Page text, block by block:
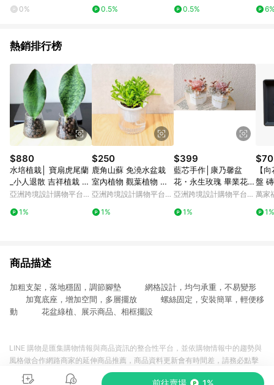
0%
0.5%
0.5%
熱銷排行榜
$880
水培植栽│ 寶扇虎尾蘭
_小人退散 吉祥植栽 室
內植物 辦公室盆栽
亞洲跨境設計購物平台
1%
$250
鹿角山蘇 免澆水盆栽
室內植物 觀葉植物 禮
物 辦公室小物
亞洲跨境設計購物平台
1%
$399
藍芯手作│康乃馨盆
花・永生玫瑰 畢業花束
生日禮物 母親節禮盒
亞洲跨境設計購物平台
1%
$70
【
盤
萬家
1%
商品描述
加粗支架，落地穩固，調節腳墊 網格設計，均勻承重，不易變形
加寬底座，增加空間，多層擺放 螺絲固定，安裝簡單，輕便移
動 花盆綠植、展示商品、相框擺設
前往賣場 1%
LINE 購物是匯集購物情報與商品資訊的整合性平台，並依購物情報中的趨勢與
風格做合作網路商家的延伸商品推薦，商品資料更新會有時間差，請務必點擊
商品至各合作網路商家，確認現售價與購物條件，一切資訊以合作廠商網頁為